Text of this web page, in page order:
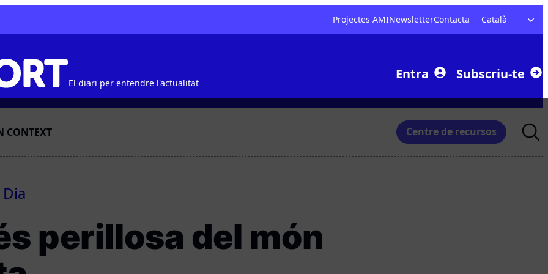
Projectes AMINewsletterContacta Català
El diari per entendre l'actualitat
Entra Subscriu-te
CONTEXT Centre de recursos
for:
perillosa del món